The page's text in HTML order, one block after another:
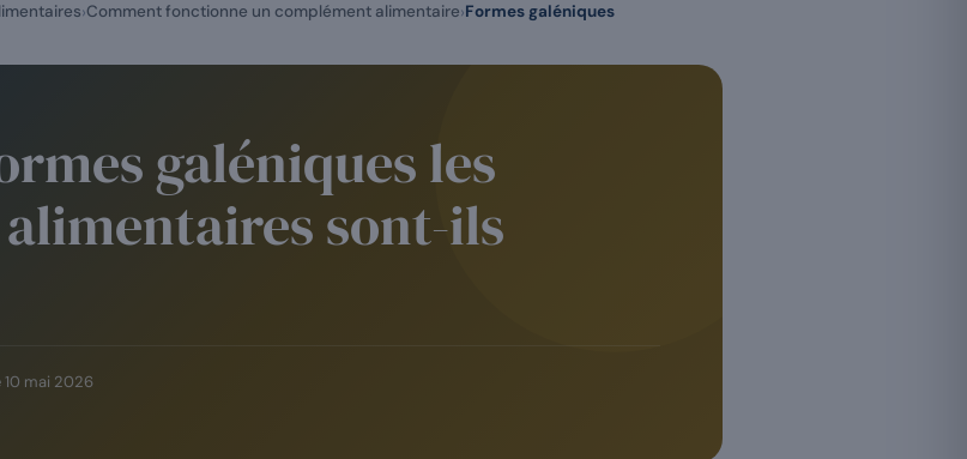
galéniques les
sont-ils
10 mai 2026
Comment fonctionne un complément alimentaire Formes galéniques